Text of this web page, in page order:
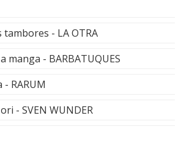
tambores - LA OTRA
manga - BARBATUQUES
RARUM
- SVEN WUNDER